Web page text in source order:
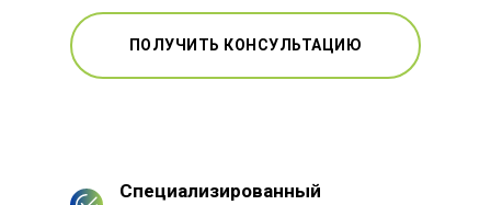
ПОЛУЧИТЬ КОНСУЛЬТАЦИЮ
Специализированный